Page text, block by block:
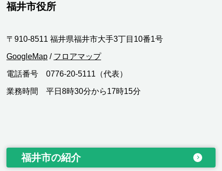
福井市役所
〒910-8511 福井県福井市大手3丁目10番1号
GoogleMap / フロアマップ
電話番号 0776-20-5111（代表）
業務時間 平日8時30分から17時15分
福井市の紹介